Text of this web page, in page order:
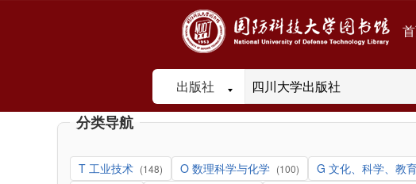
出版社
分类导航
T 工业技术 (148) O 数理科学与化学 (100) G 文化、科学、教